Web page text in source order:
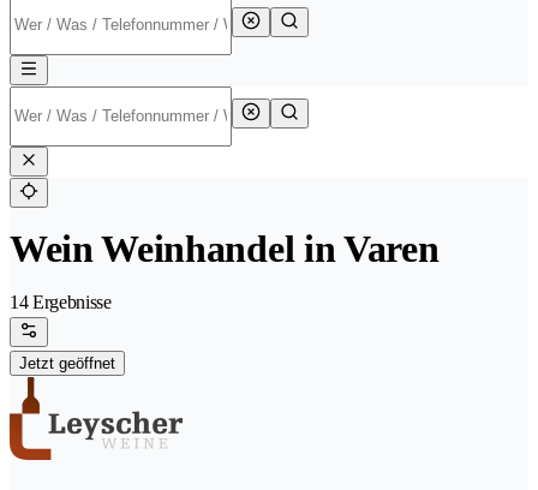
Wein Weinhandel in Varen
14 Ergebnisse
Jetzt geöffnet